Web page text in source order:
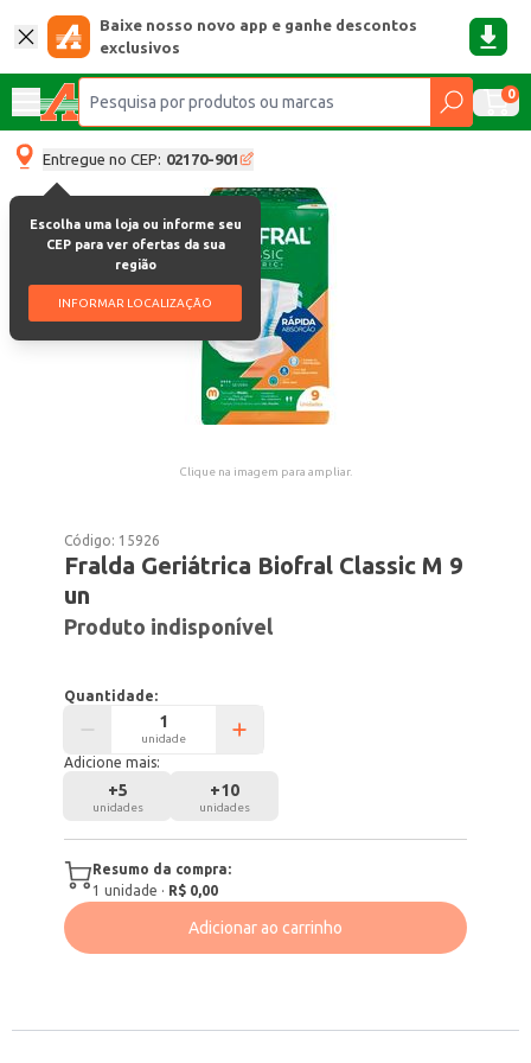
Baixe nosso novo app e ganhe descontos
exclusivos
0
Entregue no CEP: 02170-901
Escolha uma loja ou informe seu
CEP para ver ofertas da sua
região
INFORMAR LOCALIZAÇÃO
Clique na imagem para ampliar.
Código: 15926
Fralda Geriátrica Biofral Classic M 9
un
Produto indisponível
Quantidade:
unidade
Adicione mais:
+5
unidades
+10
unidades
Resumo da compra:
1 unidade · R$ 0,00
Adicionar ao carrinho